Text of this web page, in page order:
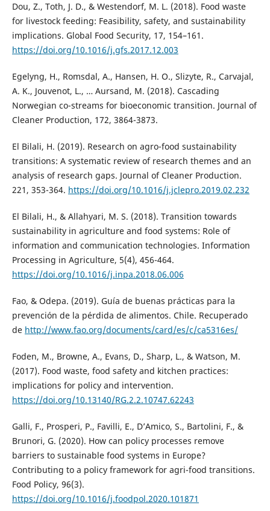
Dou, Z., Toth, J. D., & Westendorf, M. L. (2018). Food waste
for livestock feeding: Feasibility, safety, and sustainability
implications. Global Food Security, 17, 154–161.
https://doi.org/10.1016/j.gfs.2017.12.003
Egelyng, H., Romsdal, A., Hansen, H. O., Slizyte, R., Carvajal,
A. K., Jouvenot, L., … Aursand, M. (2018). Cascading
Norwegian co-streams for bioeconomic transition. Journal of
Cleaner Production, 172, 3864-3873.
El Bilali, H. (2019). Research on agro-food sustainability
transitions: A systematic review of research themes and an
analysis of research gaps. Journal of Cleaner Production.
221, 353-364. https://doi.org/10.1016/j.jclepro.2019.02.232
El Bilali, H., & Allahyari, M. S. (2018). Transition towards
sustainability in agriculture and food systems: Role of
information and communication technologies. Information
Processing in Agriculture, 5(4), 456-464.
https://doi.org/10.1016/j.inpa.2018.06.006
Fao, & Odepa. (2019). Guía de buenas prácticas para la
prevención de la pérdida de alimentos. Chile. Recuperado
de http://www.fao.org/documents/card/es/c/ca5316es/
Foden, M., Browne, A., Evans, D., Sharp, L., & Watson, M.
(2017). Food waste, food safety and kitchen practices:
implications for policy and intervention.
https://doi.org/10.13140/RG.2.2.10747.62243
Galli, F., Prosperi, P., Favilli, E., D’Amico, S., Bartolini, F., &
Brunori, G. (2020). How can policy processes remove
barriers to sustainable food systems in Europe?
Contributing to a policy framework for agri-food transitions.
Food Policy, 96(3).
https://doi.org/10.1016/j.foodpol.2020.101871